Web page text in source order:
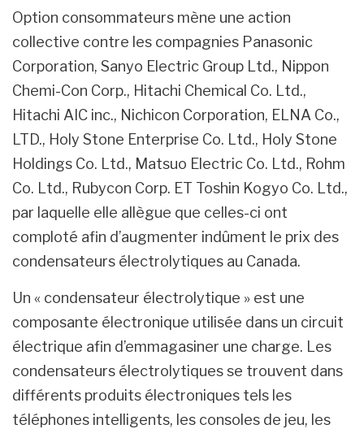
Option consommateurs mène une action
collective contre les compagnies Panasonic
Corporation, Sanyo Electric Group Ltd., Nippon
Chemi-Con Corp., Hitachi Chemical Co. Ltd.,
Hitachi AIC inc., Nichicon Corporation, ELNA Co.,
LTD., Holy Stone Enterprise Co. Ltd., Holy Stone
Holdings Co. Ltd., Matsuo Electric Co. Ltd., Rohm
Co. Ltd., Rubycon Corp. ET Toshin Kogyo Co. Ltd.,
par laquelle elle allègue que celles-ci ont
comploté afin d’augmenter indûment le prix des
condensateurs électrolytiques au Canada.
Un « condensateur électrolytique » est une
composante électronique utilisée dans un circuit
électrique afin d’emmagasiner une charge. Les
condensateurs électrolytiques se trouvent dans
différents produits électroniques tels les
téléphones intelligents, les consoles de jeu, les